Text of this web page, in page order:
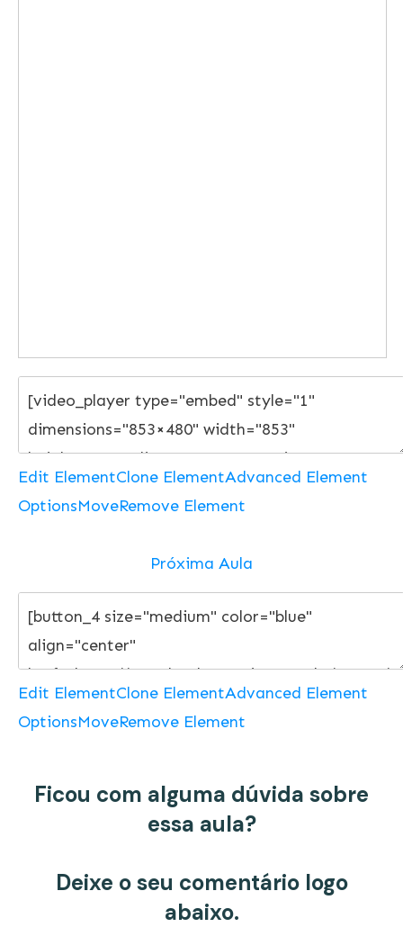
Edit ElementClone ElementAdvanced Element
OptionsMoveRemove Element
Próxima Aula
Edit ElementClone ElementAdvanced Element
OptionsMoveRemove Element
Ficou com alguma dúvida sobre
essa aula?
Deixe o seu comentário logo
abaixo.